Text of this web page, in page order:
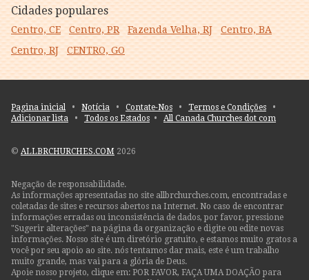
Cidades populares
Centro, CE Centro, PR Fazenda Velha, RJ
Centro, BA
Centro, RJ
CENTRO, GO
Pagina inicial • Notícia • Contate-Nos • Termos e Condições •
Adicionar lista • Todos os Estados • All Canada Churches dot com
© ALLBRCHURCHES.COM 2026
Negação de responsabilidade.
As informações apresentadas no site allbrchurches.com, encontradas e
coletadas de sites e recursos abertos na Internet. No caso de encontrar
informações erradas ou inconsistência de dados, por favor, pressione
"Sugerir alterações" na página da organização e digite ou edite novas
informações. Nosso site é um diretório gratuito, e estamos muito gratos a
você por seu apoio ao site. nós tentamos dar mais, este é um trabalho
muito grande, mas vai para a glória de Deus.
Apoie nosso projeto, clique em: POR FAVOR, FAÇA UMA DOAÇÃO para